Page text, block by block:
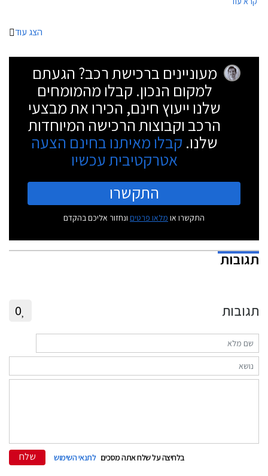
הצג עוד
מעוניינים ברכישת רכב? הגעתם
למקום הנכון. קבלו מהמומחים
שלנו ייעוץ חינם, הכירו את מבצעי
הרכב וקבוצות הרכישה המיוחדות
שלנו. קבלו מאיתנו בחינם הצעה
אטרקטיבית עכשיו
התקשרו
התקשרו או מלאו פרטים ונחזור אליכם בהקדם
תגובות
תגובות 0
בלחיצה על שלח אתה מסכים לתנאי השימוש שלח